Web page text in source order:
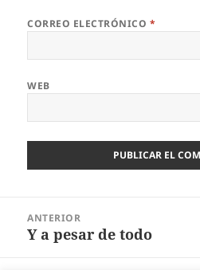
CORREO ELECTRÓNICO *
WEB
entradas
ANTERIOR
Entrada
Y a pesar de todo